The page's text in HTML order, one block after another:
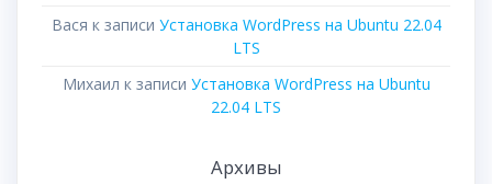
Вася к записи Установка WordPress на Ubuntu 22.04
LTS
Михаил к записи Установка WordPress на Ubuntu
22.04 LTS
Архивы